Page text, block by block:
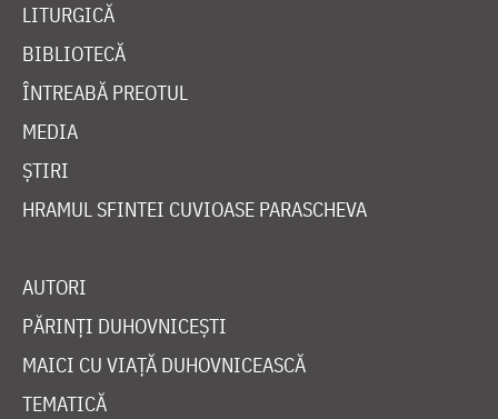
LITURGICĂ
BIBLIOTECĂ
ÎNTREABĂ PREOTUL
MEDIA
ȘTIRI
HRAMUL SFINTEI CUVIOASE PARASCHEVA
AUTORI
PĂRINȚI DUHOVNICEȘTI
MAICI CU VIAȚĂ DUHOVNICEASCĂ
TEMATICĂ